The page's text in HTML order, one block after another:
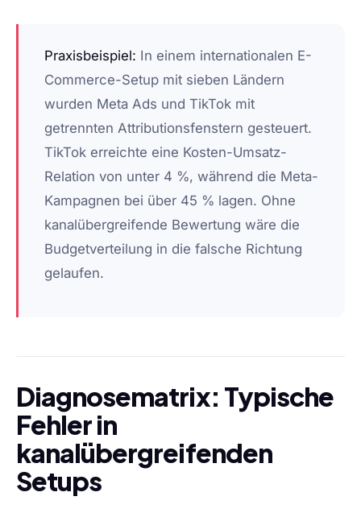
Praxisbeispiel: In einem internationalen E-
Commerce-Setup mit sieben Ländern
wurden Meta Ads und TikTok mit
getrennten Attributionsfenstern gesteuert.
TikTok erreichte eine Kosten-Umsatz-
Relation von unter 4 %, während die Meta-
Kampagnen bei über 45 % lagen. Ohne
kanalübergreifende Bewertung wäre die
Budgetverteilung in die falsche Richtung
gelaufen.
Diagnosematrix: Typische
Fehler in
kanalübergreifenden
Setups